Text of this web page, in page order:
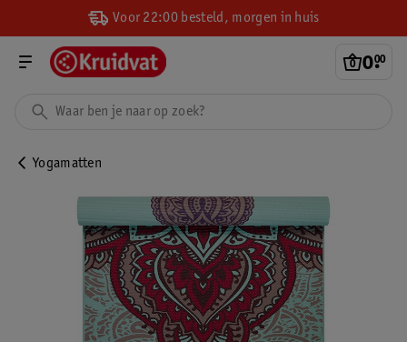
Voor 22:00 besteld, morgen in huis
0.
00
Yogamatten